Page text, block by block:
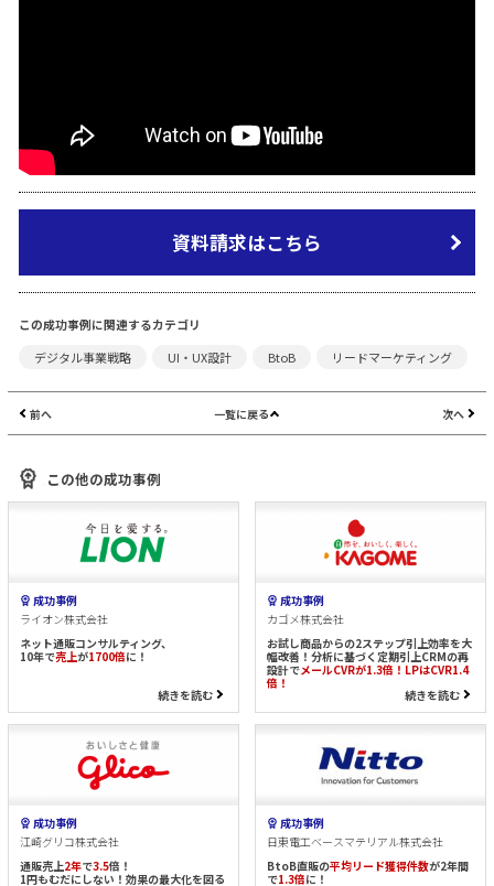
資料請求はこちら
この成功事例に関連するカテゴリ
デジタル事業戦略
UI・UX設計 BtoB リードマーケティング
前へ 一覧に戻る 次へ
この他の成功事例
成功事例
ライオン株式会社
ネット通販コンサルティング、
10年で売上が1700倍に！
続きを読む
成功事例
カゴメ株式会社
お試し商品からの2ステップ引上効率を大
幅改善！分析に基づく定期引上CRMの再
設計でメールCVRが1.3倍！LPはCVR1.4
倍！
続きを読む
成功事例
江崎グリコ株式会社
通販売上2年で3.5倍！
1円もむだにしない！効果の最大化を図る
成功事例
日東電工ベースマテリアル株式会社
BtoB直販の平均リード獲得件数が2年間
で1.3倍に！